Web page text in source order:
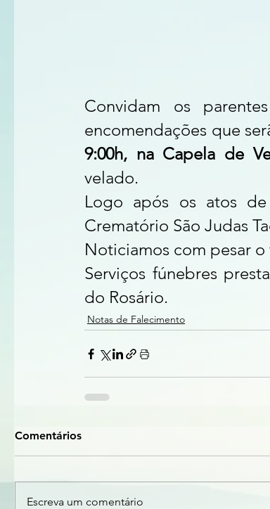
Convidam os
encomendações que
9:00h, na Capela de
velado.
Logo após os atos de
Crematório São Judas
Noticiamos com pesar
Serviços fúnebres
do Rosário.
Notas de Falecimento
Comentários
Escreva um comentário